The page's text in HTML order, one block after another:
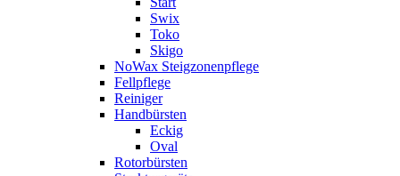
Swix
Toko
Skigo
NoWax Steigzonenpflege
Fellpflege
Reiniger
Handbürsten
Eckig
Oval
Rotorbürsten